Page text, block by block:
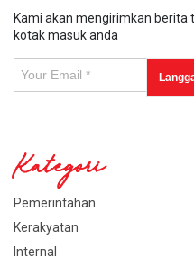
Kami akan mengirimkan berita
kotak masuk anda
Kategori
Pemerintahan
Kerakyatan
Internal